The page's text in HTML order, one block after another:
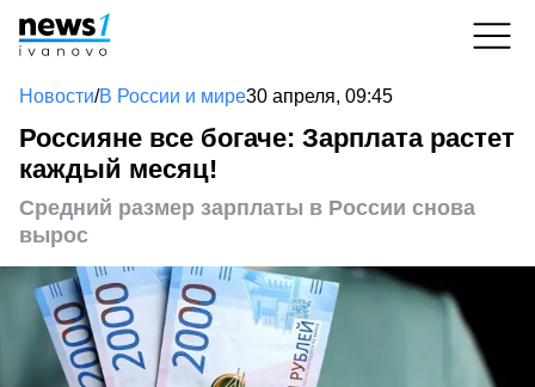
Новости/В России и мире30 апреля, 09:45
Россияне все богаче: Зарплата растет
каждый месяц!
Средний размер зарплаты в России снова
вырос